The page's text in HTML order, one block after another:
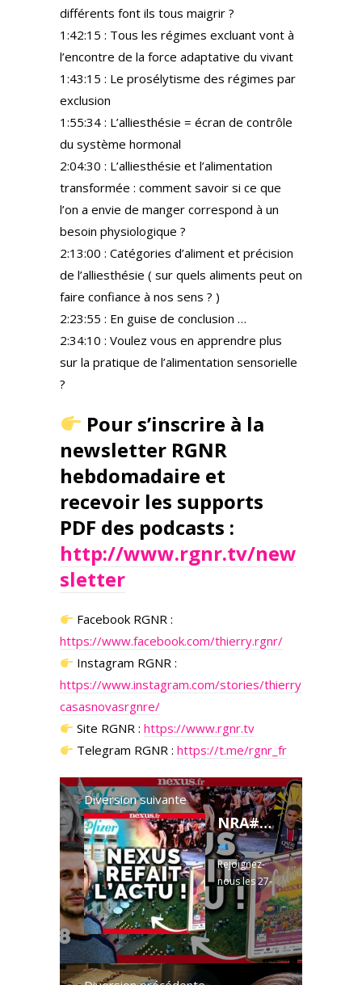
différents font ils tous maigrir ?
1:42:15 : Tous les régimes excluant vont à
l’encontre de la force adaptative du vivant
1:43:15 : Le prosélytisme des régimes par
exclusion
1:55:34 : L’alliesthésie = écran de contrôle
du système hormonal
2:04:30 : L’alliesthésie et l’alimentation
transformée : comment savoir si ce que
l’on a envie de manger correspond à un
besoin physiologique ?
2:13:00 : Catégories d’aliment et précision
de l’alliesthésie ( sur quels aliments peut on
faire confiance à nos sens ? )
2:23:55 : En guise de conclusion …
2:34:10 : Voulez vous en apprendre plus
sur la pratique de l’alimentation sensorielle
?
Pour s’inscrire à la
newsletter RGNR
hebdomadaire et
recevoir les supports
PDF des podcasts :
http://www.rgnr.tv/new
sletter
Facebook RGNR :
https://www.facebook.com/thierry.rgnr/
Instagram RGNR :
https://www.instagram.com/stories/thierry
casasnovasrgnre/
Site RGNR :https://www.rgnr.tv
Telegram RGNR :https://t.me/rgnr_fr
Diversion suivante
NRA#88 : Festival Nexus, Christine Cotton, Pfizer, PSG...ft Kévin Lomberget
Rejoignez-
nous les 27-
28 juin près
de Dole
pour le tout
premier
FESTIVAL